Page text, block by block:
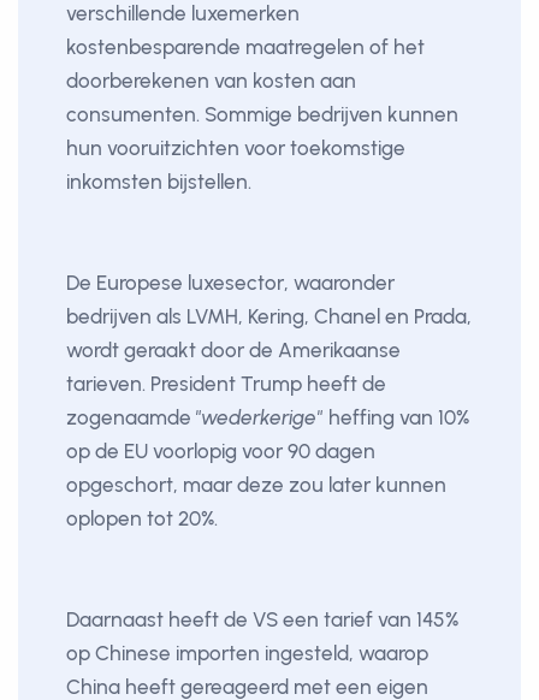
verschillende luxemerken
kostenbesparende maatregelen of het
doorberekenen van kosten aan
consumenten. Sommige bedrijven kunnen
hun vooruitzichten voor toekomstige
inkomsten bijstellen.
De Europese luxesector, waaronder
bedrijven als LVMH, Kering, Chanel en Prada,
wordt geraakt door de Amerikaanse
tarieven. President Trump heeft de
zogenaamde "wederkerige" heffing van 10%
op de EU voorlopig voor 90 dagen
opgeschort, maar deze zou later kunnen
oplopen tot 20%.
Daarnaast heeft de VS een tarief van 145%
op Chinese importen ingesteld, waarop
China heeft gereageerd met een eigen